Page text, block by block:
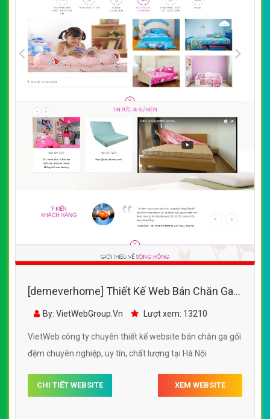
[demeverhome] Thiết Kế Web Bán Chăn Ga
Gối Đệm Sông Hồng đẹp SEO tốt
By: VietWebGroup.Vn Lượt xem: 13210
VietWeb công ty chuyên thiết kế website bán chăn ga gối
đệm chuyên nghiệp, uy tín, chất lượng tại Hà Nội
CHI TIẾT WEBSITE XEM WEBSITE